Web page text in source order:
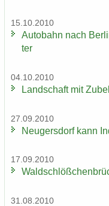
15.10.2010
Au­to­bahn nach
ter
04.10.2010
Land­schaft mit
27.09.2010
Neu­gers­dorf kann
17.09.2010
31.08.2010